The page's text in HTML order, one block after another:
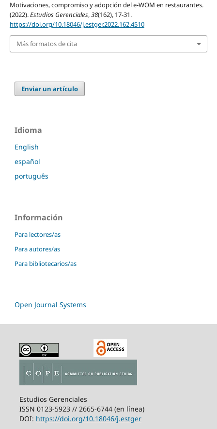
Motivaciones, compromiso y adopción del e-WOM en restaurantes.
(2022).Estudios Gerenciales,38(162), 17-31.
https://doi.org/10.18046/j.estger.2022.162.4510
Más formatos de cita
Enviar un artículo
Idioma
English
español
português
Información
Para lectores/as
Para autores/as
Para bibliotecarios/as
Open Journal Systems
Estudios Gerenciales
ISSN 0123-5923 // 2665-6744 (en línea)
DOI: https://doi.org/10.18046/j.estger